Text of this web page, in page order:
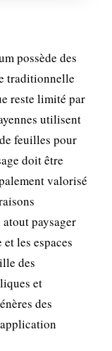
possède des
traditionnelle
reste limité par
utilisent
feuilles pour
doit être
valorisé
paysager
les espaces
des
et
des